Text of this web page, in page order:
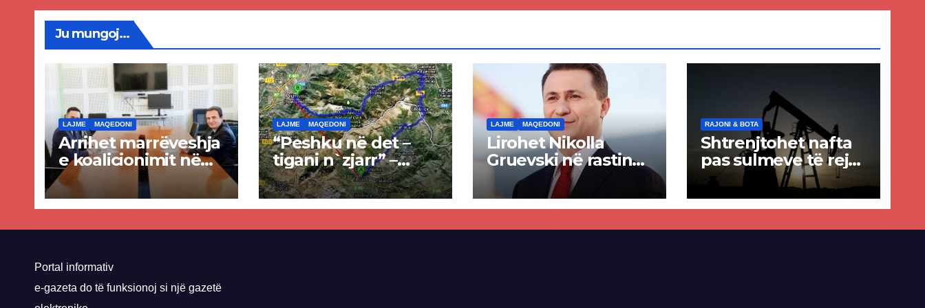
Ju mungoj...
LAJME MAQEDONI
Arrihet marrëveshja
e koalicionimit në
parim mes Kurtit
dhe Abdixhikut
LAJME MAQEDONI
“Peshku në det –
tigani n`zjarr” –
Ende pa u kryer
projekti i tunelit,
komuna e Tetovës
nis punimet për
LAJME MAQEDONI
Lirohet Nikolla
Gruevski në rastin
“Talir 2”, gjykata
rrëzon akuzat për
ndërtimin e
paligjshëm të selisë
RAJONI & BOTA
Shtrenjtohet nafta
pas sulmeve të reja
SHBA–Iran
Portal informativ
e-gazeta do të funksionoj si një gazetë